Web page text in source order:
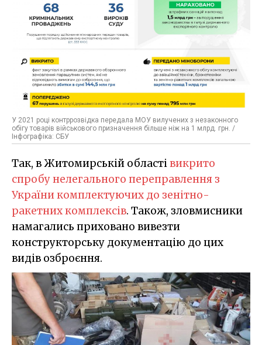
У 2021 році контррозвідка передала МОУ вилучених з незаконного
обігу товарів військового призначення більше ніж на 1 млрд. грн. /
Інфографіка: СБУ
Так, в Житомирській областівикрито
спробу нелегального переправлення з
України комплектуючих до зенітно-
ракетних комплексів. Також, зловмисники
намагались приховано вивезти
конструкторську документацію до цих
видів озброєння.